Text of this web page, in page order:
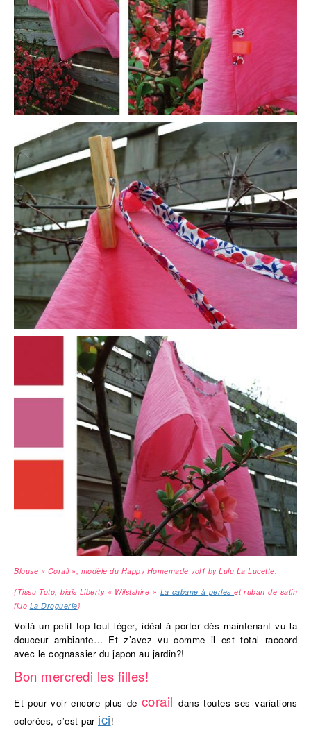
Blouse « Corail », modèle du Happy Homemade vol1 by Lulu La Lucette.
{Tissu Toto, biais Liberty « Wilstshire » La cabane à perleset ruban de satin
fluo La Droguerie}
Voilà un petit top tout léger, idéal à porter dès maintenant vu la
douceur ambiante… Et z’avez vu comme il est total raccord
avec le cognassier du japon au jardin?!
Bon mercredi les filles!
Et pour voir encore plus de coraildans toutes ses variations
colorées, c’est par ici!